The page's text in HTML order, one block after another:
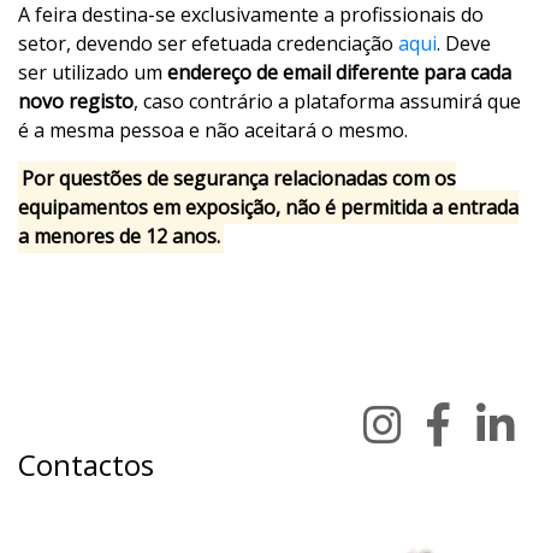
A feira destina-se exclusivamente a profissionais do
setor, devendo ser efetuada credenciação aqui. Deve
ser utilizado um endereço de email diferente para cada
novo registo, caso contrário a plataforma assumirá que
é a mesma pessoa e não aceitará o mesmo.
Por questões de segurança relacionadas com os
equipamentos em exposição, não é permitida a entrada
a menores de 12 anos.
Contactos